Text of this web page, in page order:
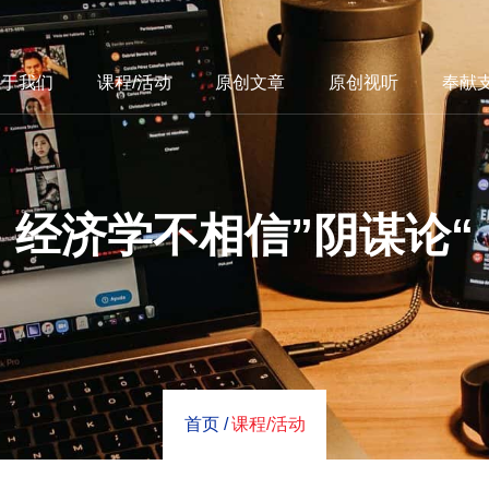
我们 课程/活动 原创文章 原创视听 奉献
经济学不相信”阴谋论“
首页 / 课程/活动